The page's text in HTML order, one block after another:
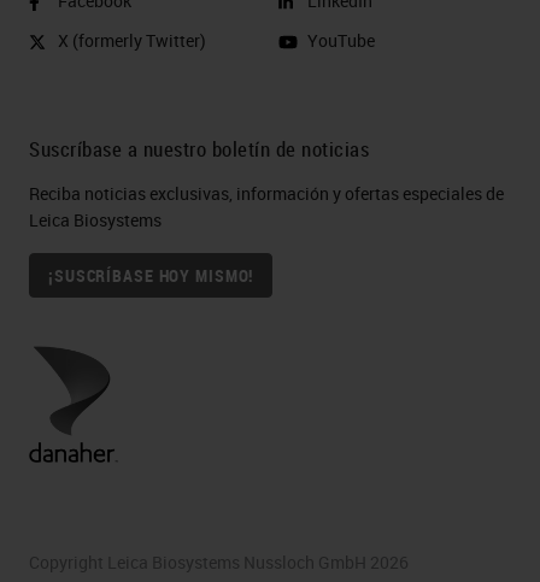
X (formerly Twitter)
YouTube
Suscríbase a nuestro boletín de noticias
Reciba noticias exclusivas, información y ofertas especiales de
Leica Biosystems
¡SUSCRÍBASE HOY MISMO!
Copyright Leica Biosystems Nussloch GmbH 2026